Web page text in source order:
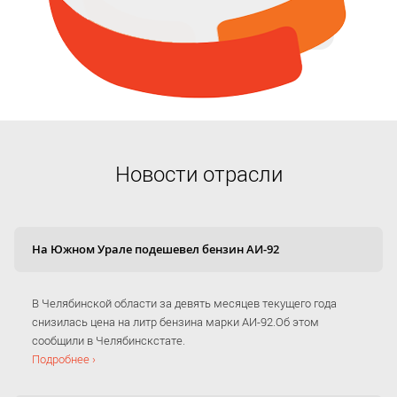
Новости отрасли
На Южном Урале подешевел бензин АИ-92
В Челябинской области за девять месяцев текущего года
снизилась цена на литр бензина марки АИ-92.Об этом
сообщили в Челябинскстате.
Подробнее ›